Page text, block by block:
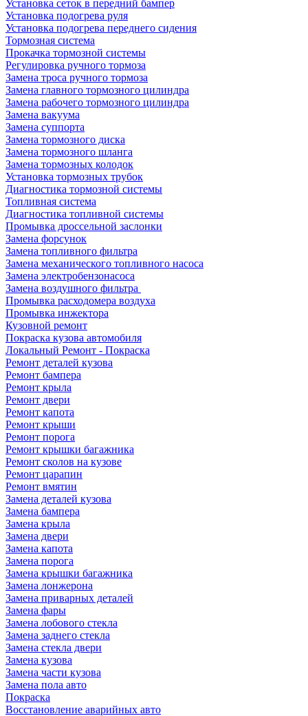
Установка сеток в передний бампер
Установка подогрева руля
Установка подогрева переднего сидения
Тормозная система
Прокачка тормозной системы
Регулировка ручного тормоза
Замена троса ручного тормоза
Замена главного тормозного цилиндра
Замена рабочего тормозного цилиндра
Замена вакуума
Замена суппорта
Замена тормозного диска
Замена тормозного шланга
Замена тормозных колодок
Установка тормозных трубок
Диагностика тормозной системы
Топливная система
Диагностика топливной системы
Промывка дроссельной заслонки
Замена форсунок
Замена топливного фильтра
Замена механического топливного насоса
Замена электробензонасоса
Замена воздушного фильтра
Промывка расходомера воздуха
Промывка инжектора
Кузовной ремонт
Покраска кузова автомобиля
Локальный Ремонт - Покраска
Ремонт деталей кузова
Ремонт бампера
Ремонт крыла
Ремонт двери
Ремонт капота
Ремонт крыши
Ремонт порога
Ремонт крышки багажника
Ремонт сколов на кузове
Ремонт царапин
Ремонт вмятин
Замена деталей кузова
Замена бампера
Замена крыла
Замена двери
Замена капота
Замена порога
Замена крышки багажника
Замена лонжерона
Замена приварных деталей
Замена фары
Замена лобового стекла
Замена заднего стекла
Замена стекла двери
Замена кузова
Замена части кузова
Замена пола авто
Покраска
Восстановление аварийных авто